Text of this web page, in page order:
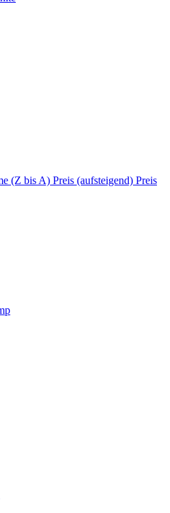
(Z bis A) Preis (aufsteigend) Preis